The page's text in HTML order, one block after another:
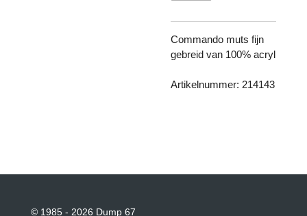
Commando muts fijn
gebreid van 100% acryl
Artikelnummer: 214143
© 1985 - 2026 Dump 67